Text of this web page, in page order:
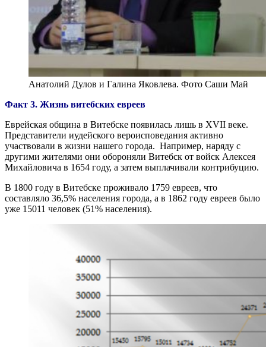
Анатолий Дулов и Галина Яковлева. Фото Саши Май
Факт 3. Жизнь витебских евреев
Еврейская община в Витебске появилась лишь в XVII веке.
Представители иудейского вероисповедания активно
участвовали в жизни нашего города. Например, наряду с
другими жителями они обороняли Витебск от войск Алексея
Михайловича в 1654 году, а затем выплачивали контрибуцию.
В 1800 году в Витебске проживало 1759 евреев, что
составляло 36,5% населения города, а в 1862 году евреев было
уже 15011 человек (51% населения).